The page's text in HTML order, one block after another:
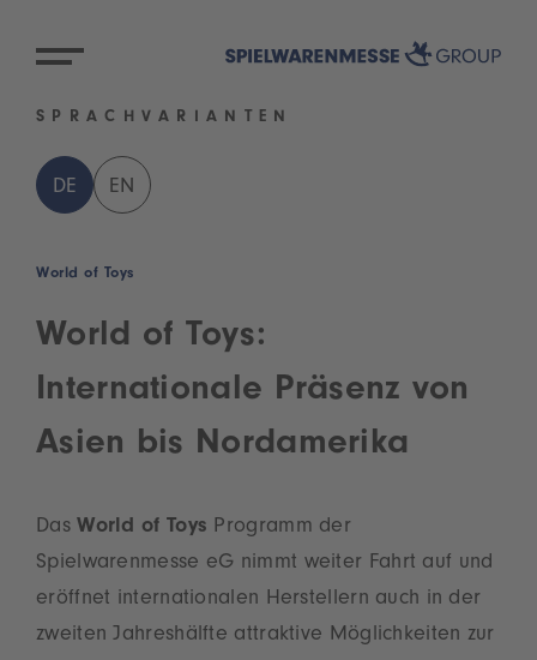
SPRACHVARIANTEN
DE EN
World of Toys
World of Toys:
Internationale Präsenz von
Asien bis Nordamerika
Das World of Toys Programm der
Spielwarenmesse eG nimmt weiter Fahrt auf und
eröffnet internationalen Herstellern auch in der
zweiten Jahreshälfte attraktive Möglichkeiten zur